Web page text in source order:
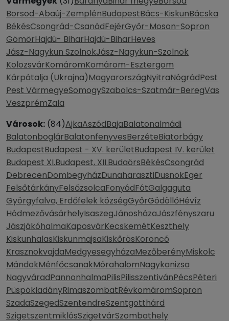
Borsod-Abaúj-ZemplénBudapestBács-KiskunBácska
BékésCsongrád-CsanádFejérGyőr-Moson-Sopron
GömörHajdú- BiharHajdú-BiharHeves
Jász-Nagykun SzolnokJász-Nagykun-Szolnok
KolozsvárKomáromKomárom-Esztergom
Kárpátalja (Ukrajna)MagyarországNyitraNógrádPest
Pest VármegyeSomogySzabolcs-Szatmár-BeregVas
VeszprémZala
Városok: (84)AjkaAszódBajaBalatonalmádi
BalatonboglárBalatonfenyvesBerzéteBiatorbágy
BudapestBudapest - XV. kerületBudapest IV. kerület
Budapest XI.Budapest, XII.BudaörsBékésCsongrád
DebrecenDombegyházDunaharasztiDusnokEger
FelsőtárkányFelsőzsolcaFonyódFótGalgaguta
Györgyfalva, Erdőfelek községGyőrGödöllőHévíz
HódmezővásárhelyIsaszegJánosházaJászfényszaru
JászjákóhalmaKaposvárKecskemétKeszthely
KiskunhalasKiskunmajsaKiskőrösKoroncó
KrasznokvajdaMedgyesegyházaMezőberényMiskolc
MándokMénfőcsanakMórahalomNagykanizsa
NagyváradPannonhalmaPilisPilisszentivánPécsPéteri
PüspökladányRimaszombatRévkomáromSopron
SzadaSzegedSzentendreSzentgotthárd
SzigetszentmiklósSzigetvárSzombathely